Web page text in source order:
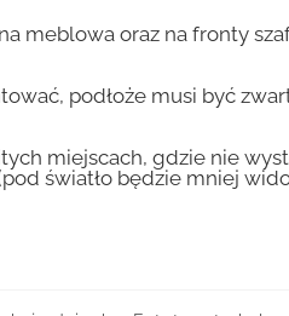
meblowa oraz na fronty
podłoże musi być
miejscach, gdzie nie
światło będzie mniej